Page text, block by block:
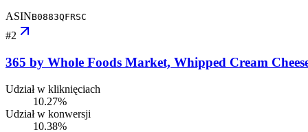
ASINB0883QFRSC
#2
365 by Whole Foods Market, Whipped Cream
Udział w kliknięciach
10.27%
Udział w konwersji
10.38%